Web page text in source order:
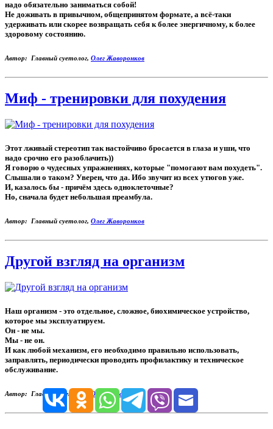
надо обязательно заниматься собой!
Не доживать в привычном, общепринятом формате, а всё-таки
удерживать или скорее возвращать себя к более энергичному, к более
здоровому состоянию.
Автор: Главный суетолог, Олег Жаворонков
Миф - тренировки для похудения
Этот лживый стереотип так настойчиво бросается в глаза и уши, что
надо срочно его разоблачить))
Я говорю о чудесных упражнениях, которые "помогают вам похудеть".
Слышали о таком? Уверен, что да. Ибо звучит из всех утюгов уже.
И, казалось бы - причём здесь одноклеточные?
Но, сначала будет небольшая преамбула.
Автор: Главный суетолог, Олег Жаворонков
Другой взгляд на организм
Наш организм - это отдельное, сложное, биохимическое устройство,
которое мы эксплуатируем.
Он - не мы.
Мы - не он.
И как любой механизм, его необходимо правильно использовать,
заправлять, периодически проводить профилактику и техническое
обслуживание.
Автор: Главный суетолог, Олег Жаворонков